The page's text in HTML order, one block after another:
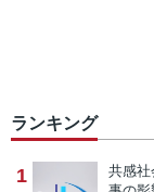
ランキング
1 共感社